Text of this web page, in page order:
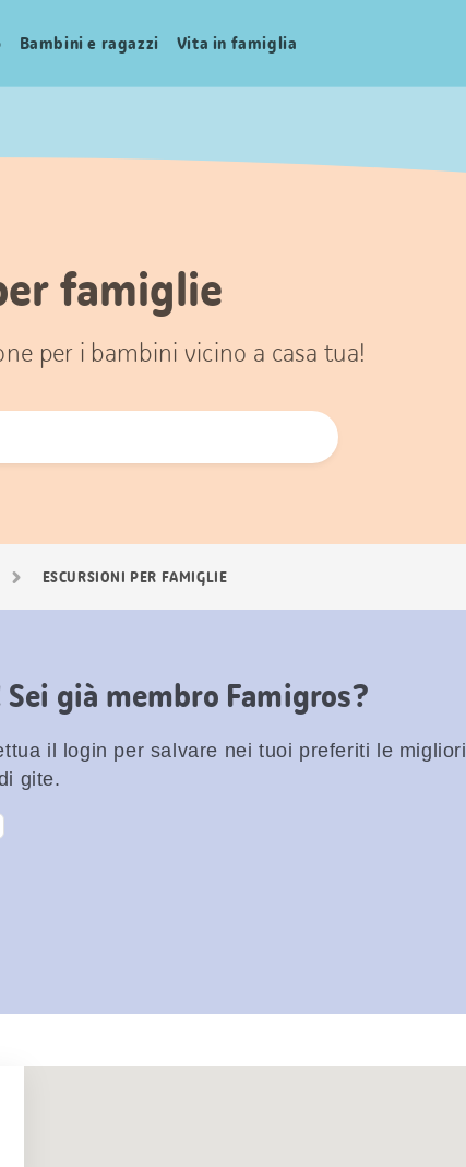
Bambini e ragazzi Vita in famiglia
famiglie
per i bambini vicino a casa tua!
ESCURSIONI PER FAMIGLIE
già membro Famigros?
il login per salvare nei tuoi preferiti le migliori
gite.